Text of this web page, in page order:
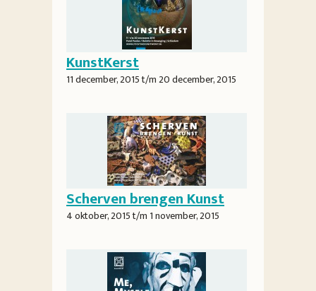
KunstKerst
11 december, 2015t/m20 december, 2015
Scherven brengen Kunst
4 oktober, 2015t/m 1 november, 2015